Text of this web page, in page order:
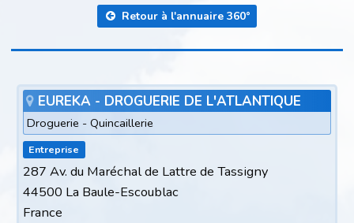
Retour à l'annuaire 360°
EUREKA - DROGUERIE DE L'ATLANTIQUE
Droguerie - Quincaillerie
Entreprise
287 Av. du Maréchal de Lattre de Tassigny
44500 La Baule-Escoublac
France